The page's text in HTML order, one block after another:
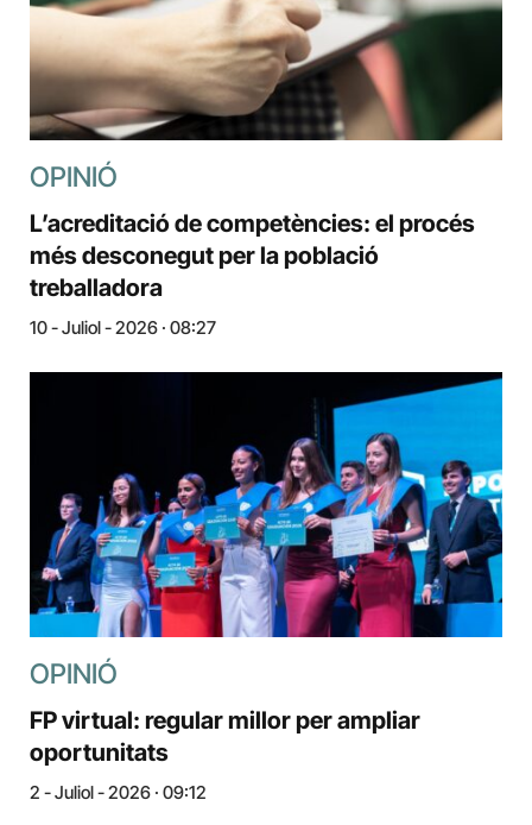
OPINIÓ
L’acreditació de competències: el procés
més desconegut per la població
treballadora
10 - Juliol - 2026 · 08:27
OPINIÓ
FP virtual: regular millor per ampliar
oportunitats
2 - Juliol - 2026 · 09:12